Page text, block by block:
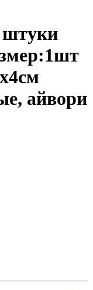
штуки
айвори